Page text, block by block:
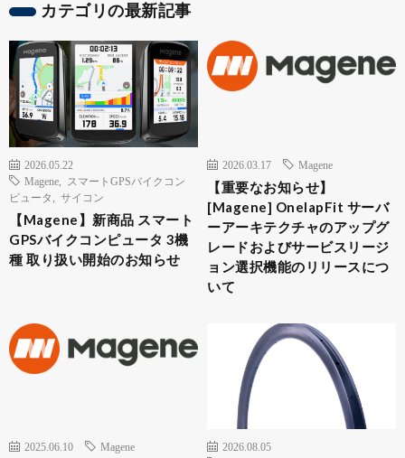
カテゴリの最新記事
2026.05.22
Magene
スマートGPSバイクコン
ピュータ
サイコン
【Magene】新商品 スマート
GPSバイクコンピュータ 3機
種 取り扱い開始のお知らせ
2026.03.17 Magene
【重要なお知らせ】
[Magene] OnelapFit サーバ
ーアーキテクチャのアップグ
レードおよびサービスリージ
ョン選択機能のリリースにつ
いて
2025.06.10 Magene
2026.08.05